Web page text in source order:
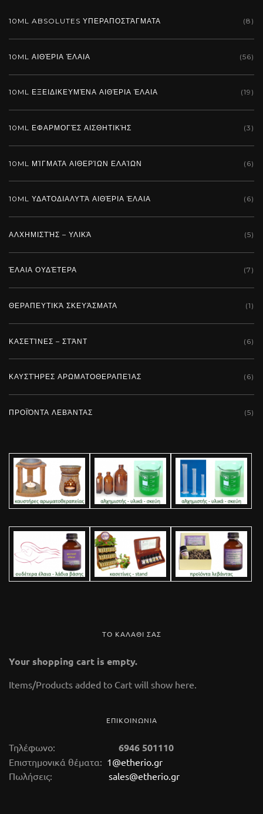
10ML ABSOLUTES ΥΠΕΡΑΠΟΣΤΆΓΜΑΤΑ (8)
10ML ΑΙΘΈΡΙΑ ΈΛΑΙΑ (56)
10ML ΕΞΕΙΔΙΚΕΥΜΈΝΑ ΑΙΘΈΡΙΑ ΈΛΑΙΑ (19)
10ML ΕΦΑΡΜΟΓΈΣ ΑΙΣΘΗΤΙΚΉΣ (3)
10ML ΜΊΓΜΑΤΑ ΑΙΘΕΡΊΩΝ ΕΛΑΊΩΝ (6)
10ML ΥΔΑΤΟΔΙΑΛΥΤΆ ΑΙΘΈΡΙΑ ΈΛΑΙΑ (6)
ΑΛΧΗΜΙΣΤΉΣ – ΥΛΙΚΆ (5)
ΈΛΑΙΑ ΟΥΔΈΤΕΡΑ (7)
ΘΕΡΑΠΕΥΤΙΚΆ ΣΚΕΥΆΣΜΑΤΑ (1)
ΚΑΣΕΤΊΝΕΣ – ΣΤΆΝΤ (6)
ΚΑΥΣΤΉΡΕΣ ΑΡΩΜΑΤΟΘΕΡΑΠΕΊΑΣ (6)
ΠΡΟΪΌΝΤΑ ΛΕΒΆΝΤΑΣ (5)
ΤΟ ΚΑΛΑΘΙ ΣΑΣ
Your shopping cart is empty.
Items/Products added to Cart will show here.
ΕΠΙΚΟΙΝΩΝΙΑ
Τηλέφωνο: 6946 501110
Επιστημονικά θέματα: 1@etherio.gr
Πωλήσεις: sales@etherio.gr